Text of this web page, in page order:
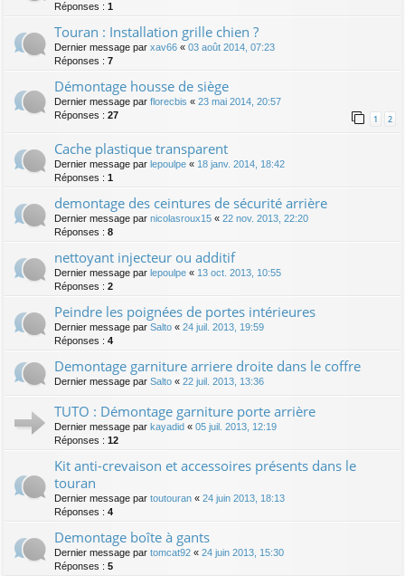
Réponses : 1
Touran : Installation grille chien ?
Dernier message par xav66 « 03 août 2014, 07:23
Réponses : 7
Démontage housse de siège
Dernier message par florecbis « 23 mai 2014, 20:57
Réponses : 27 1 2
Cache plastique transparent
Dernier message par lepoulpe « 18 janv. 2014, 18:42
Réponses : 1
demontage des ceintures de sécurité arrière
Dernier message par nicolasroux15 « 22 nov. 2013, 22:20
Réponses : 8
nettoyant injecteur ou additif
Dernier message par lepoulpe « 13 oct. 2013, 10:55
Réponses : 2
Peindre les poignées de portes intérieures
Dernier message par Salto « 24 juil. 2013, 19:59
Réponses : 4
Demontage garniture arriere droite dans le coffre
Dernier message par Salto « 22 juil. 2013, 13:36
TUTO : Démontage garniture porte arrière
Dernier message par kayadid « 05 juil. 2013, 12:19
Réponses : 12
Kit anti-crevaison et accessoires présents dans le
touran
Dernier message par toutouran « 24 juin 2013, 18:13
Réponses : 4
Demontage boîte à gants
Dernier message par tomcat92 « 24 juin 2013, 15:30
Réponses : 5